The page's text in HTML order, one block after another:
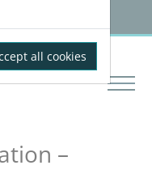
–
all cookies